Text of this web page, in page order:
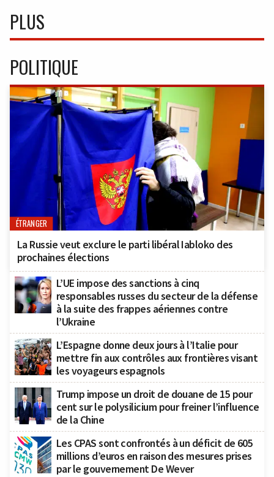
PLUS
POLITIQUE
ÉTRANGER
La Russie veut exclure le parti libéral Iabloko des
prochaines élections
L’UE impose des sanctions à cinq
responsables russes du secteur de la défense
à la suite des frappes aériennes contre
l’Ukraine
L’Espagne donne deux jours à l’Italie pour
mettre fin aux contrôles aux frontières visant
les voyageurs espagnols
Trump impose un droit de douane de 15 pour
cent sur le polysilicium pour freiner l’influence
de la Chine
Les CPAS sont confrontés à un déficit de 605
millions d’euros en raison des mesures prises
par le gouvernement De Wever